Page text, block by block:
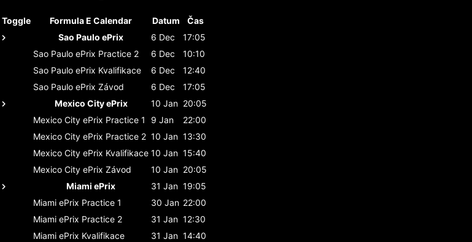
Toggle Formula E Calendar Datum
Čas
Sao Paulo ePrix
6 Dec
17:05
Sao Paulo ePrix Practice 2 6 Dec
10:10
Sao Paulo ePrix Kvalifikace 6 Dec
12:40
Sao Paulo ePrix Závod 6 Dec
17:05
Mexico City ePrix
10 Jan 20:05
Mexico City ePrix Practice 1 9 Jan
22:00
Mexico City ePrix Practice 2 10 Jan 13:30
Mexico City ePrix Kvalifikace 10 Jan 15:40
Mexico City ePrix Závod 10 Jan 20:05
Miami ePrix
31 Jan 19:05
Miami ePrix Practice 1 30 Jan 22:00
Miami ePrix Practice 2 31 Jan 12:30
Miami ePrix Kvalifikace 31 Jan 14:40